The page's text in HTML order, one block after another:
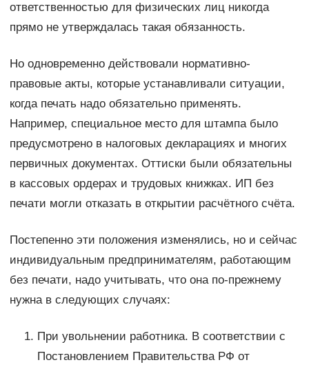
ответственностью для физических лиц никогда
прямо не утверждалась такая обязанность.
Но одновременно действовали нормативно-
правовые акты, которые устанавливали ситуации,
когда печать надо обязательно применять.
Например, специальное место для штампа было
предусмотрено в налоговых декларациях и многих
первичных документах. Оттиски были обязательны
в кассовых ордерах и трудовых книжках. ИП без
печати могли отказать в открытии расчётного счёта.
Постепенно эти положения изменялись, но и сейчас
индивидуальным предпринимателям, работающим
без печати, надо учитывать, что она по-прежнему
нужна в следующих случаях:
При увольнении работника. В соответствии с
Постановлением Правительства РФ от